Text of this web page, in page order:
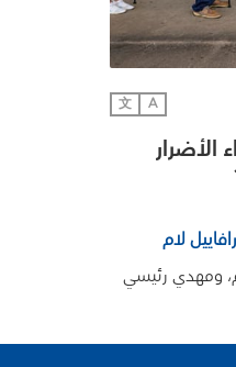
A
文
الأضرار
لام
ومهدي رئيسي